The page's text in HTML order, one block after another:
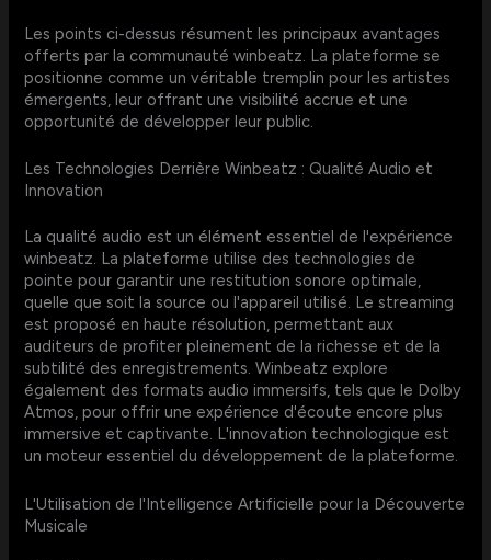
Les points ci-dessus résument les principaux avantages
offerts par la communauté winbeatz. La plateforme se
positionne comme un véritable tremplin pour les artistes
émergents, leur offrant une visibilité accrue et une
opportunité de développer leur public.
Les Technologies Derrière Winbeatz : Qualité Audio et
Innovation
La qualité audio est un élément essentiel de l'expérience
winbeatz. La plateforme utilise des technologies de
pointe pour garantir une restitution sonore optimale,
quelle que soit la source ou l'appareil utilisé. Le streaming
est proposé en haute résolution, permettant aux
auditeurs de profiter pleinement de la richesse et de la
subtilité des enregistrements. Winbeatz explore
également des formats audio immersifs, tels que le Dolby
Atmos, pour offrir une expérience d'écoute encore plus
immersive et captivante. L'innovation technologique est
un moteur essentiel du développement de la plateforme.
L'Utilisation de l'Intelligence Artificielle pour la Découverte
Musicale